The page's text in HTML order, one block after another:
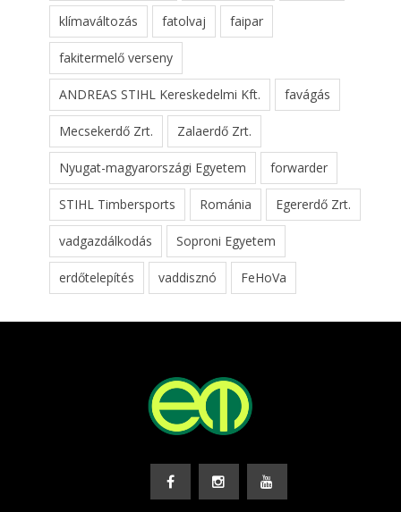
klímaváltozás fatolvaj faipar
fakitermelő verseny
ANDREAS STIHL Kereskedelmi Kft. favágás
Mecsekerdő Zrt. Zalaerdő Zrt.
Nyugat-magyarországi Egyetem forwarder
STIHL Timbersports Románia Egererdő Zrt.
vadgazdálkodás Soproni Egyetem
erdőtelepítés vaddisznó FeHoVa